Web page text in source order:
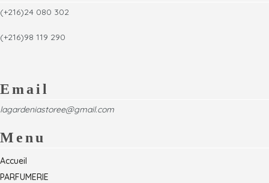
(+216)24 080 302
(+216)98 119 290
Email
lagardeniastoree@gmail.com
Menu
Accueil
PARFUMERIE